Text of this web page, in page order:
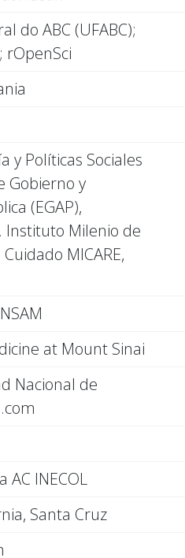
do ABC (UFABC);
rOpenSci
y Políticas Sociales
Gobierno y
(EGAP),
Instituto Milenio de
MICARE,
at Mount Sinai
Nacional de
AC INECOL
Santa Cruz